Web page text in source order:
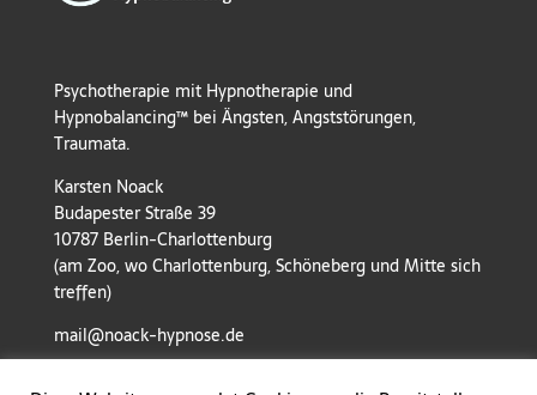
Psychotherapie mit Hypnotherapie und
Hypnobalancing™ bei Ängsten, Angststörungen,
Traumata.
Karsten Noack
Budapester Straße 39
10787 Berlin-Charlottenburg
(am Zoo, wo Charlottenburg, Schöneberg und Mitte sich
treffen)
mail@noack-hypnose.de